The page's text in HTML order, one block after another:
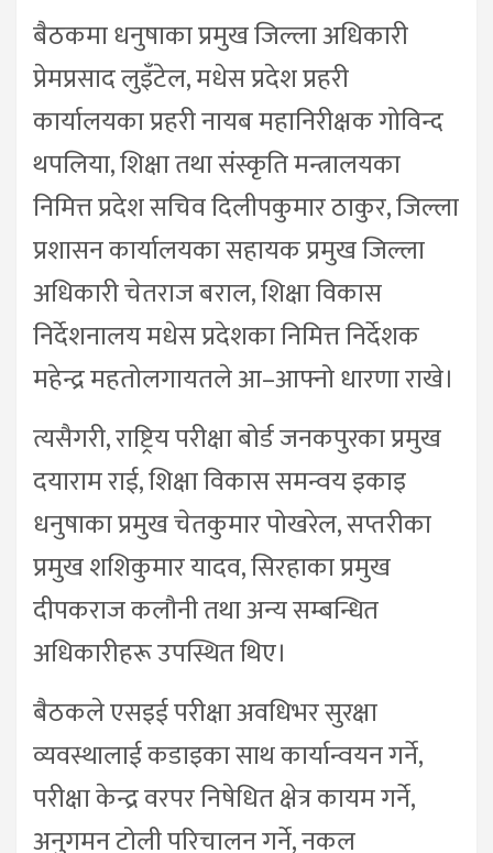
बैठकमा धनुषाका प्रमुख जिल्ला अधिकारी
प्रेमप्रसाद लुइँटेल, मधेस प्रदेश प्रहरी
कार्यालयका प्रहरी नायब महानिरीक्षक गोविन्द
थपलिया, शिक्षा तथा संस्कृति मन्त्रालयका
निमित्त प्रदेश सचिव दिलीपकुमार ठाकुर, जिल्ला
प्रशासन कार्यालयका सहायक प्रमुख जिल्ला
अधिकारी चेतराज बराल, शिक्षा विकास
निर्देशनालय मधेस प्रदेशका निमित्त निर्देशक
महेन्द्र महतोलगायतले आ–आफ्नो धारणा राखे।
त्यसैगरी, राष्ट्रिय परीक्षा बोर्ड जनकपुरका प्रमुख
दयाराम राई, शिक्षा विकास समन्वय इकाइ
धनुषाका प्रमुख चेतकुमार पोखरेल, सप्तरीका
प्रमुख शशिकुमार यादव, सिरहाका प्रमुख
दीपकराज कलौनी तथा अन्य सम्बन्धित
अधिकारीहरू उपस्थित थिए।
बैठकले एसइई परीक्षा अवधिभर सुरक्षा
व्यवस्थालाई कडाइका साथ कार्यान्वयन गर्ने,
परीक्षा केन्द्र वरपर निषेधित क्षेत्र कायम गर्ने,
अनुगमन टोली परिचालन गर्ने, नकल